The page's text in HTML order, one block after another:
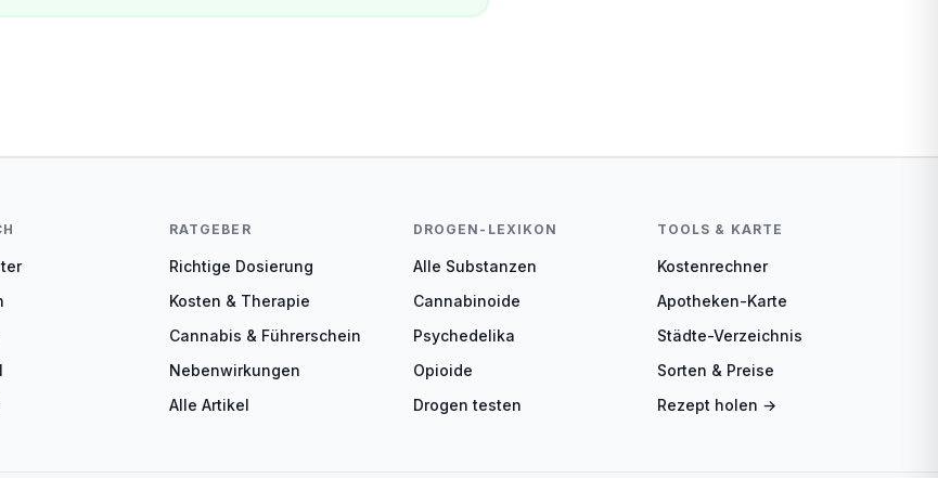
RATGEBER
Richtige Dosierung
Kosten & Therapie
Cannabis & Führerschein
Nebenwirkungen
Alle Artikel
DROGEN-LEXIKON
Alle Substanzen
Cannabinoide
Psychedelika
Opioide
Drogen testen
TOOLS & KARTE
Kostenrechner
Apotheken-Karte
Städte-Verzeichnis
Sorten & Preise
Rezept holen →